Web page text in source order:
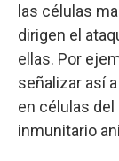
las células
dirigen el
ellas. Por
señalizar así
en células
inmunitario